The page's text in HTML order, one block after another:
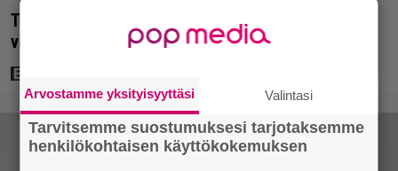
Tänään tv:ssä: Koskettava kotimainen elokuva
vuodelta 2020 – ”Tehty isolla sydämellä”
Arvostamme yksityisyyttäsi Valintasi
Tarvitsemme suostumuksesi tarjotaksemme
henkilökohtaisen käyttökokemuksen